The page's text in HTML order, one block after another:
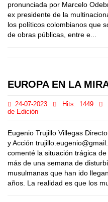
pronunciada por Marcelo
ex presidente de la
los políticos colombianos que
de obras públicas, entre e...
EUROPA EN LA
24-07-2023 Hits: 1449
de Edición
Eugenio Trujillo Villegas
y Acción
comenté la situación trágica
más de una semana de
musulmanas que han ido
años. La realidad es que los